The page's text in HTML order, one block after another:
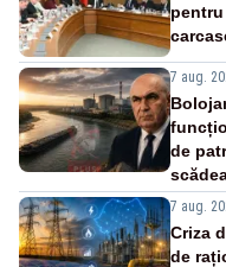
7 aug.
de
7 aug.
Criza
de